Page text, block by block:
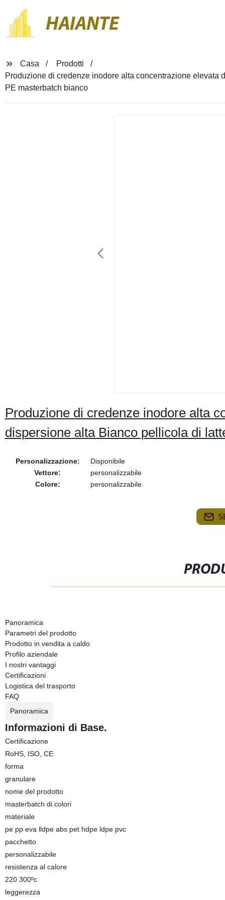
HAIANTE
Casa
Prodotti
Produzione di credenze inodore alta concentrazione
PE masterbatch bianco
Produzione di credenze inodore alta
dispersione alta Bianco pellicola di
Personalizzazione:
Disponibile
Vettore:
personalizzabile
Colore:
personalizzabile
Panoramica
Parametri del prodotto
Prodotto in vendita a caldo
Profilo aziendale
I nostri vantaggi
Certificazioni
Logistica del trasporto
FAQ
Panoramica
Informazioni di Base.
Certificazione
RoHS, ISO, CE
forma
granulare
nome del prodotto
masterbatch di colori
materiale
pe pp eva lldpe abs pet hdpe ldpe pvc
pacchetto
personalizzabile
resistenza al calore
220 300ºc
leggerezza